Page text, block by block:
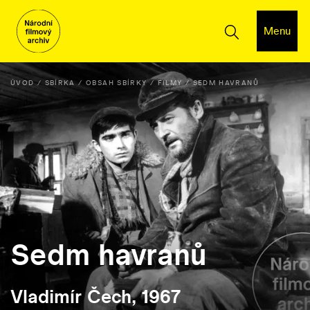
Menu
ÚVOD SBÍRKA OBSAH SBÍRKY FILMY SEDM HAVRANŮ
Sedm havranů
Vladimír Čech, 1967